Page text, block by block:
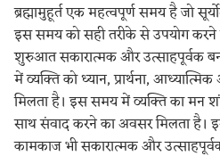
ब्रह्मामुहूर्त एक महत्वपूर्ण समय है जो
इस समय को सही तरीके से उपयोग
शुरुआत सकारात्मक और उत्साहपूर्वक
में व्यक्ति को ध्यान, प्रार्थना,
मिलता है। इस समय में व्यक्ति का मन
साथ संवाद करने का अवसर मिलता है।
कामकाज भी सकारात्मक और